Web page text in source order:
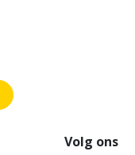
Volg ons